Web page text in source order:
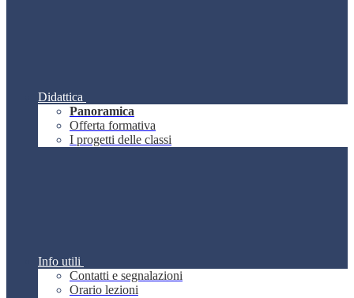
Didattica
Panoramica
Offerta formativa
I progetti delle classi
Info utili
Contatti e segnalazioni
Orario lezioni